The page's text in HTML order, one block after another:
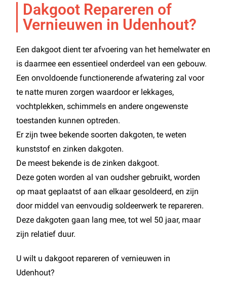
Dakgoot Repareren of
Vernieuwen in Udenhout?
Een dakgoot dient ter afvoering van het hemelwater en
is daarmee een essentieel onderdeel van een gebouw.
Een onvoldoende functionerende afwatering zal voor
te natte muren zorgen waardoor er lekkages,
vochtplekken, schimmels en andere ongewenste
toestanden kunnen optreden.
Er zijn twee bekende soorten dakgoten, te weten
kunststof en zinken dakgoten.
De meest bekende is de zinken dakgoot.
Deze goten worden al van oudsher gebruikt, worden
op maat geplaatst of aan elkaar gesoldeerd, en zijn
door middel van eenvoudig soldeerwerk te repareren.
Deze dakgoten gaan lang mee, tot wel 50 jaar, maar
zijn relatief duur.
U wilt u dakgoot repareren of vernieuwen in
Udenhout?